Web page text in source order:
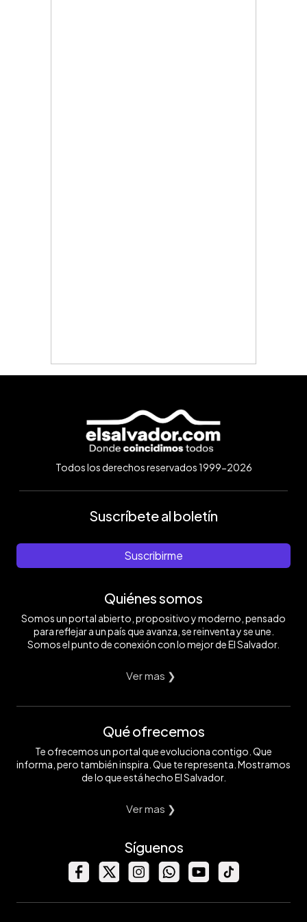
Todos los derechos reservados 1999-2026
Suscríbete al boletín
Suscribirme
Quiénes somos
Somos un portal abierto, propositivo y moderno, pensado
para reflejar a un país que avanza, se reinventa y se une.
Somos el punto de conexión con lo mejor de El Salvador.
Ver mas ❯
Qué ofrecemos
Te ofrecemos un portal que evoluciona contigo. Que
informa, pero también inspira. Que te representa. Mostramos
de lo que está hecho El Salvador.
Ver mas ❯
Síguenos